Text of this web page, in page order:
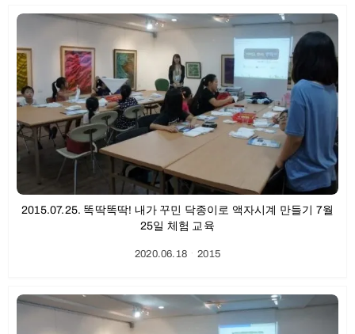
2015.07.25. 똑딱똑딱! 내가 꾸민 닥종이로 액자시계 만들기 7월
25일 체험 교육
2020.06.18ㆍ2015